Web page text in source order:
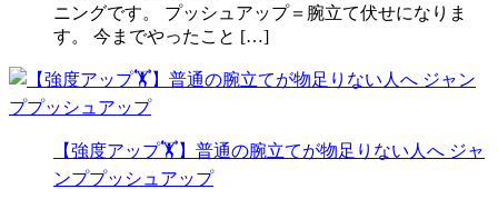
ニングです。 プッシュアップ＝腕立て伏せになりま
す。 今までやったこと […]
【強度アップ🏋️】普通の腕立てが物足りない人へ ジャ
ンププッシュアップ